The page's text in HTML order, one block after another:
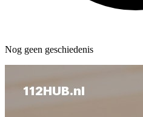
Nog geen geschiedenis